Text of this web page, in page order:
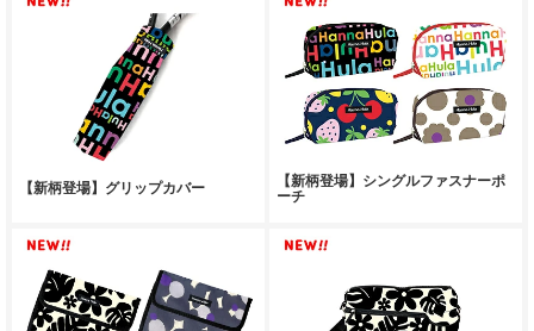
【新柄登場】グリップカバー
【新柄登場】シングルファスナーポ
ーチ